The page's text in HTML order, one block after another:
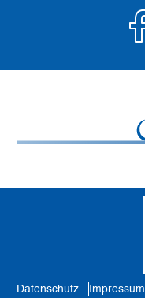
Datenschutz Impressum